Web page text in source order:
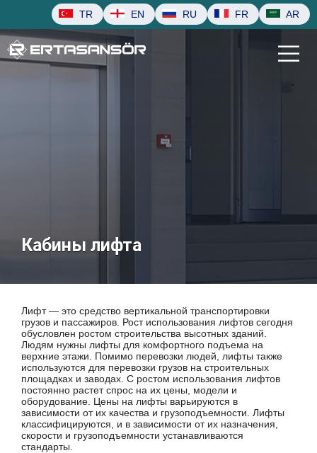
TR EN RU FR AR
Кабины лифта
Лифт — это средство вертикальной транспортировки
грузов и пассажиров. Рост использования лифтов сегодня
обусловлен ростом строительства высотных зданий.
Людям нужны лифты для комфортного подъема на
верхние этажи. Помимо перевозки людей, лифты также
используются для перевозки грузов на строительных
площадках и заводах. С ростом использования лифтов
постоянно растет спрос на их цены, модели и
оборудование. Цены на лифты варьируются в
зависимости от их качества и грузоподъемности. Лифты
классифицируются, и в зависимости от их назначения,
скорости и грузоподъемности устанавливаются
стандарты.